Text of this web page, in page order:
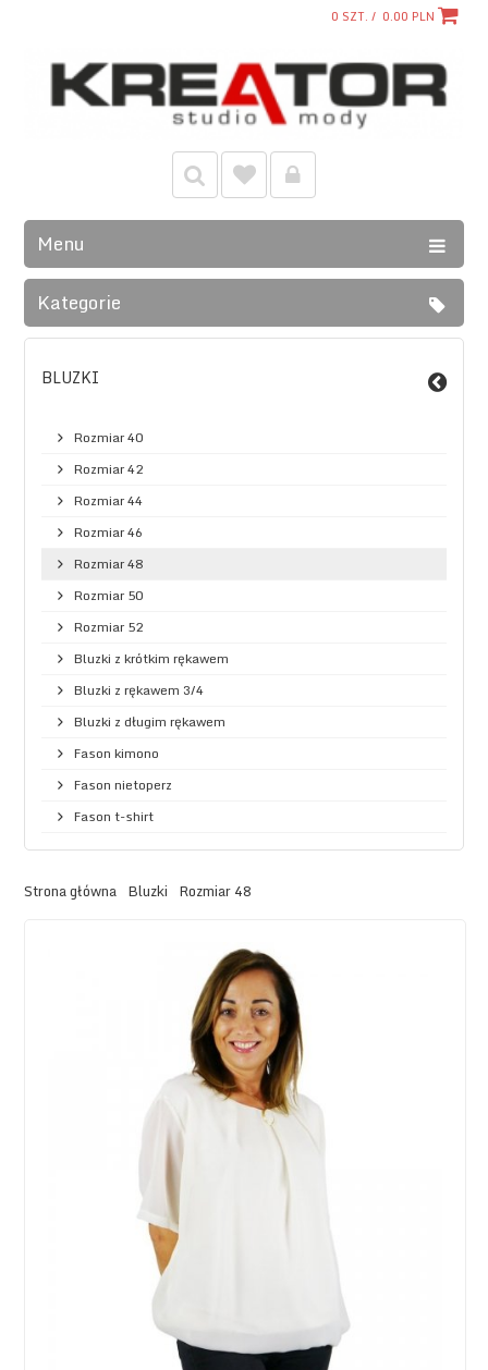
0 SZT. / 0.00 PLN
Menu
Kategorie
BLUZKI
Rozmiar 40
Rozmiar 42
Rozmiar 44
Rozmiar 46
Rozmiar 48
Rozmiar 50
Rozmiar 52
Bluzki z krótkim rękawem
Bluzki z rękawem 3/4
Bluzki z długim rękawem
Fason kimono
Fason nietoperz
Fason t-shirt
Strona główna Bluzki Rozmiar 48